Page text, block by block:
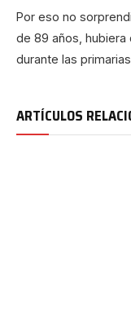
Por eso no
de 89 años, hubiera
durante las
ARTÍCULOS